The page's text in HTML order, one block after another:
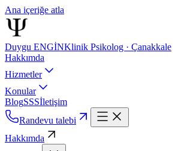
Ana içeriğe atla
Duygu ENGİNKlinik Psikolog · Çanakkale
Hakkımda
Hizmetler
Konular
BlogSSSİletişim
Randevu talebi
Hakkımda